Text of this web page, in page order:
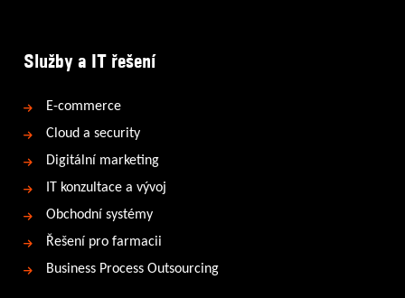
Služby a IT řešení
E-commerce
Cloud a security
Digitální marketing
IT konzultace a vývoj
Obchodní systémy
Řešení pro farmacii
Business Process Outsourcing